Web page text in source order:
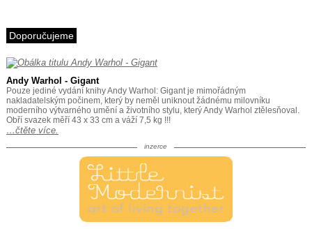
Doporučujeme
Andy Warhol - Gigant
Pouze jediné vydání knihy Andy Warhol: Gigant je mimořádným
nakladatelským počinem, který by neměl uniknout žádnému milovníku
moderního výtvarného umění a životního stylu, který Andy Warhol ztělesňoval.
Obří svazek měří 43 x 33 cm a váží 7,5 kg !!!
…čtěte více.
inzerce